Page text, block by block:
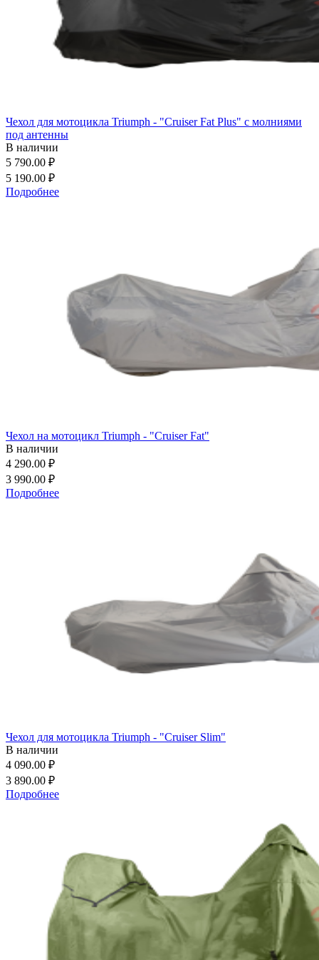
Чехол для мотоцикла Triumph - "Cruiser Fat Plus" с молниями
под антенны
В наличии
5 790.00 ₽
5 190.00 ₽
Подробнее
Чехол на мотоцикл Triumph - "Cruiser Fat"
В наличии
4 290.00 ₽
3 990.00 ₽
Подробнее
Чехол для мотоцикла Triumph - "Cruiser Slim"
В наличии
4 090.00 ₽
3 890.00 ₽
Подробнее